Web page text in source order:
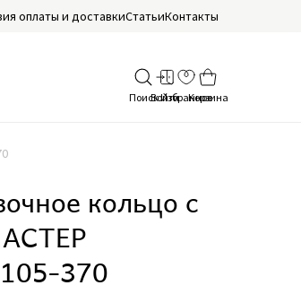
оплаты и доставкиСтатьиКонтакты
кольцо с
370